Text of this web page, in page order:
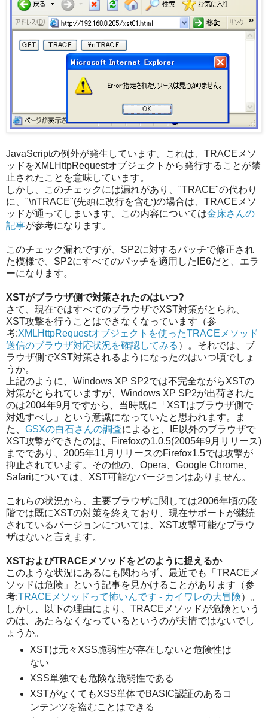
JavaScriptの例外が発生しています。これは、TRACEメソ
ッドをXMLHttpRequestオブジェクトから発行することが禁
止されたことを意味しています。
しかし、このチェックには漏れがあり、"TRACE"の代わり
に、"\nTRACE"(先頭に改行を含む)の場合は、TRACEメソ
ッドが通ってしまいます。この内容については金床さんの
記事が参考になります。
このチェック漏れですが、SP2に対するパッチで修正され
た模様で、SP2にすべてのパッチを適用したIE6だと、エラ
ーになります。
XSTがブラウザ側で対策されたのはいつ?
さて、現在ではすべてのブラウザでXST対策がとられ、
XST攻撃を行うことはできなくなっています（参
考:XMLHttpRequestオブジェクトを使ったTRACEメソッド
送信のブラウザ対応状況を確認してみる ）。それでは、ブ
ラウザ側でXST対策されるようになったのはいつ頃でしょ
うか。
上記のように、Windows XP SP2では不完全ながらXSTの
対策がとられていますが、Windows XP SP2が出荷された
のは2004年9月ですから、当時既に「XSTはブラウザ側で
対処すべし」という意識になっていたと思われます。ま
た、 GSXの白石さんの調査によると、IE以外のブラウザで
XST攻撃ができたのは、Firefoxの1.0.5(2005年9月リリース)
までであり、2005年11月リリースのFirefox1.5では攻撃が
抑止されています。その他の、Opera、Google Chrome、
Safariについては、XST可能なバージョンはありません。
これらの状況から、主要ブラウザに関しては2006年頃の段
階では既にXSTの対策を終えており、現在サポートが継続
されているバージョンについては、XST攻撃可能なブラウ
ザはないと言えます。
XSTおよびTRACEメソッドをどのように捉えるか
このような状況にあるにも関わらず、最近でも「TRACEメ
ソッドは危険」という記事を見かけることがあります（参
考:TRACEメソッドって怖いんです - カイワレの大冒険）。
しかし、以下の理由により、TRACEメソッドが危険という
のは、あたらなくなっているというのが実情ではないでし
ょうか。
XSTは元々XSS脆弱性が存在しないと危険性は
ない
XSS単独でも危険な脆弱性である
XSTがなくてもXSS単体でBASIC認証のあるコ
ンテンツを盗むことはできる